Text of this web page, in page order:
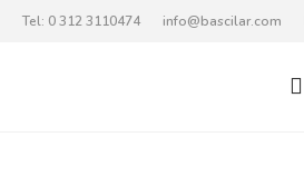
Tel: 0 312 3110474 info@bascilar.com